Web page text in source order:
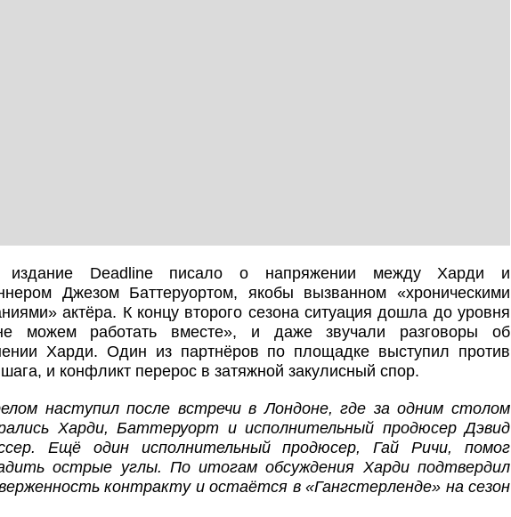
издание Deadline писало о напряжении между Харди и
Джезом Баттеруортом, якобы вызванном «хроническими
актёра. К концу второго сезона ситуация дошла до уровня
можем работать вместе», и даже звучали разговоры об
Харди. Один из партнёров по площадке выступил против
шага, и конфликт перерос в затяжной закулисный спор.
наступил после встречи в Лондоне, где за одним столом
Харди, Баттеруорт и исполнительный продюсер Дэвид
Ещё один исполнительный продюсер, Гай Ричи, помог
острые углы. По итогам обсуждения Харди подтвердил
контракту и остаётся в «Гангстерленде» на сезон